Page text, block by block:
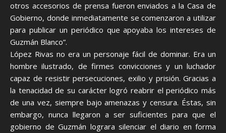
otros accesorios de prensa fueron enviados a la Casa de
Gobierno, donde inmediatamente se comenzaron a utilizar
para publicar un periódico que apoyaba los intereses de
Guzmán Blanco”.
López Rivas no era un personaje fácil de dominar. Era un
hombre ilustrado, de firmes convicciones y un luchador
capaz de resistir persecuciones, exilio y prisión. Gracias a
la tenacidad de su carácter logró reabrir el periódico más
de una vez, siempre bajo amenazas y censura. Éstas, sin
embargo, nunca llegaron a ser suficientes para que el
gobierno de Guzmán lograra silenciar el diario en forma